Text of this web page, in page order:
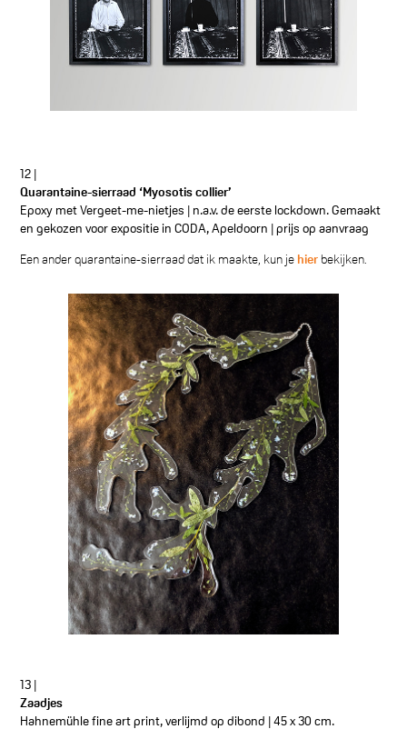
12 |
Quarantaine-sierraad ‘Myosotis collier’
Epoxy met Vergeet-me-nietjes | n.a.v. de eerste lockdown. Gemaakt
en gekozen voor expositie in CODA, Apeldoorn | prijs op aanvraag
Een ander quarantaine-sierraad dat ik maakte, kun je hier bekijken.
13 |
Zaadjes
Hahnemühle fine art print, verlijmd op dibond | 45 x 30 cm.